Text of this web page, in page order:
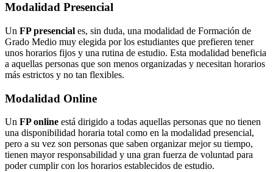
Modalidad Presencial
Un FP presencial es, sin duda, una modalidad de Formación de
Grado Medio muy elegida por los estudiantes que prefieren tener
unos horarios fijos y una rutina de estudio. Esta modalidad beneficia
a aquellas personas que son menos organizadas y necesitan horarios
más estrictos y no tan flexibles.
Modalidad Online
Un FP online está dirigido a todas aquellas personas que no tienen
una disponibilidad horaria total como en la modalidad presencial,
pero a su vez son personas que saben organizar mejor su tiempo,
tienen mayor responsabilidad y una gran fuerza de voluntad para
poder cumplir con los horarios establecidos de estudio.